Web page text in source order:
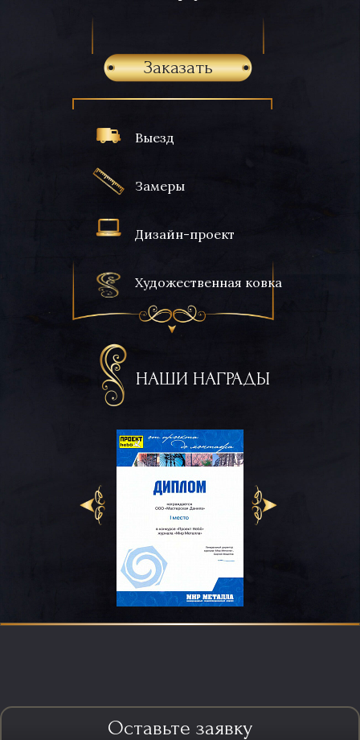
Выезд
Замеры
Дизайн-проект
Художественная ковка
НАШИ НАГРАДЫ
Заказать
Оставьте заявку